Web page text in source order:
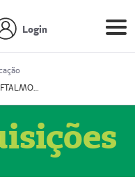
Login
Prestador OFTALMOCLÍNICA SÃO GONÇALO (55004164-2)